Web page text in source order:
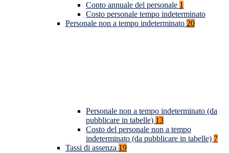
Conto annuale del personale 1
Costo personale tempo indeterminato
Personale non a tempo indeterminato 20
Personale non a tempo indeterminato (da
pubblicare in tabelle) 13
Costo del personale non a tempo
indeterminato (da pubblicare in tabelle) 7
Tassi di assenza 19